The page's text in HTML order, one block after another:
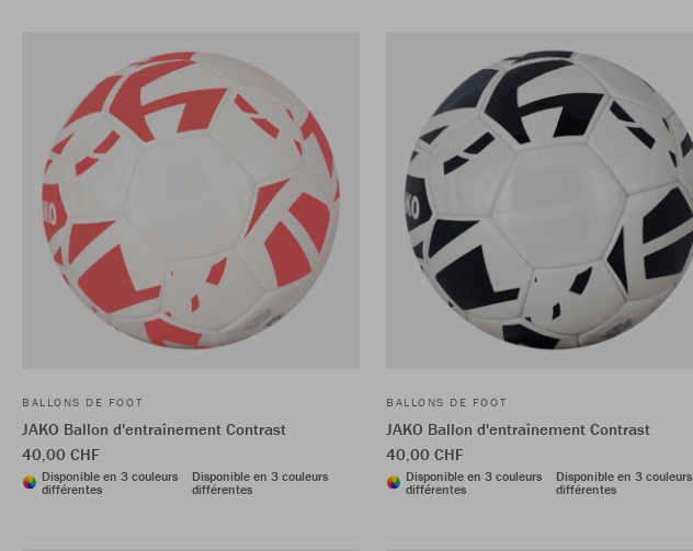
BALLONS DE FOOT
JAKO Ballon d'entraînement Contrast
40,00 CHF
Disponible en 3 couleurs
différentes
Disponible en 3 couleurs
différentes
BALLONS DE FOOT
JAKO Ballon d'entraînement Contrast
40,00 CHF
Disponible en 3 couleurs
différentes
Disponible en 3 couleurs
différentes